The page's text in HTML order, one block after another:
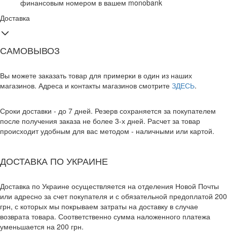
финансовым номером в вашем monobank
Доставка
САМОВЫВОЗ
Вы можете заказать товар для примерки в один из наших
магазинов. Адреса и контакты магазинов смотрите ЗДЕСЬ.
Сроки доставки - до 7 дней. Резерв сохраняется за покупателем
после получения заказа не более 3-х дней. Расчет за товар
происходит удобным для вас методом - наличными или картой.
ДОСТАВКА ПО УКРАИНЕ
Доставка по Украине осуществляется на отделения Новой Почты
или адресно за счет покупателя и с обязательной предоплатой 200
грн, с которых мы покрываем затраты на доставку в случае
возврата товара. Соответственно сумма наложенного платежа
уменьшается на 200 грн.